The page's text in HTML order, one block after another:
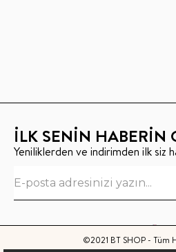
İLK SENİN HABERİN
Yeniliklerden ve indirimden ilk siz
©2021 BT SHOP - Tüm